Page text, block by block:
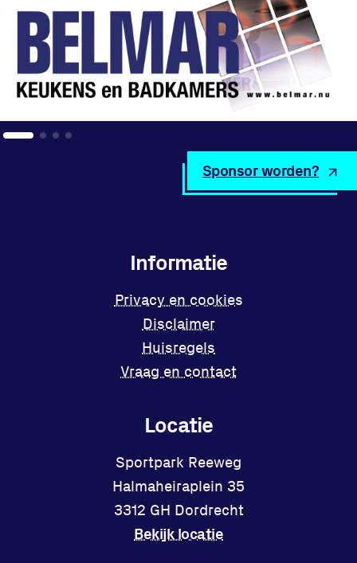
Locatie
Sportpark Reeweg
Halmaheiraplein 35
3312 GH Dordrecht
Bekijk locatie
Informatie
Privacy en cookies
Disclaimer
Huisregels
Vraag en contact
Sponsor worden?